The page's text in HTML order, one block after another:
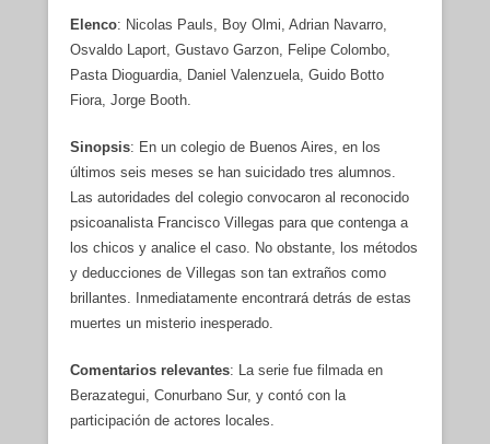
Elenco: Nicolas Pauls, Boy Olmi, Adrian Navarro,
Osvaldo Laport, Gustavo Garzon, Felipe Colombo,
Pasta Dioguardia, Daniel Valenzuela, Guido Botto
Fiora, Jorge Booth.
Sinopsis: En un colegio de Buenos Aires, en los
últimos seis meses se han suicidado tres alumnos.
Las autoridades del colegio convocaron al reconocido
psicoanalista Francisco Villegas para que contenga a
los chicos y analice el caso. No obstante, los métodos
y deducciones de Villegas son tan extraños como
brillantes. Inmediatamente encontrará detrás de estas
muertes un misterio inesperado.
Comentarios relevantes: La serie fue filmada en
Berazategui, Conurbano Sur, y contó con la
participación de actores locales.